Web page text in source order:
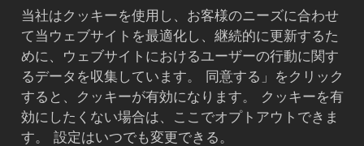
モバイルラップトップカー
ト
900DA
当社はクッキーを使用し、お客様のニーズに合わせ
て当ウェブサイトを最適化し、継続的に更新するた
めに、ウェブサイトにおけるユーザーの行動に関す
るデータを収集しています。 同意する」をクリック
すると、クッキーが有効になります。 クッキーを有
効にしたくない場合は、ここでオプトアウトできま
す。 設定はいつでも変更できる。